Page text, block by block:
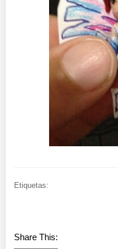
Etiquetas:
Share This: